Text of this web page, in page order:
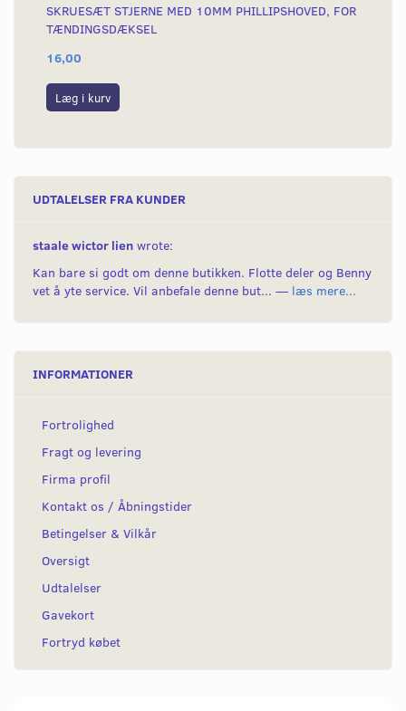
SKRUESÆT STJERNE MED 10MM PHILLIPSHOVED, FOR
TÆNDINGSDÆKSEL
16,00
Læg i kurv
UDTALELSER FRA KUNDER
staale wictor lien wrote:
Kan bare si godt om denne butikken. Flotte deler og Benny
vet å yte service. Vil anbefale denne but... — læs mere...
INFORMATIONER
Fortrolighed
Fragt og levering
Firma profil
Kontakt os / Åbningstider
Betingelser & Vilkår
Oversigt
Udtalelser
Gavekort
Fortryd købet